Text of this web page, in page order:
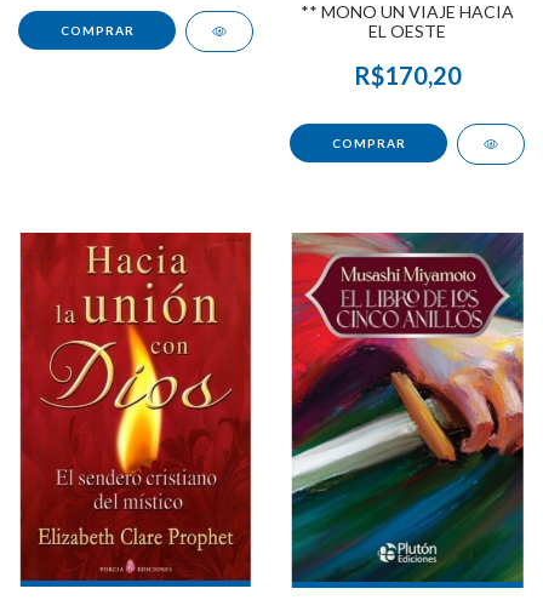
** MONO UN VIAJE HACIA
EL OESTE
R$170,20